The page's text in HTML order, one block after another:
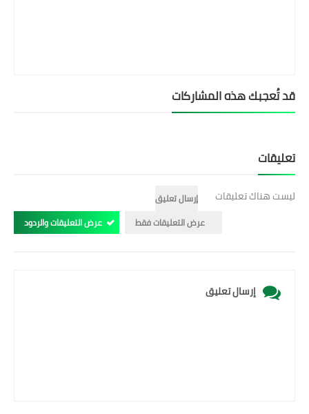
قد تُعجبك هذه المشاركات
تعليقات
ليست هناك تعليقات
إرسال تعليق
عرض التعليقات فقط
عرض التعليقات والردود
إرسال تعليق